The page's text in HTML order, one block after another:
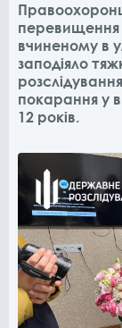
перевищення
вчиненому в
заподіяло
покарання у
12 років.